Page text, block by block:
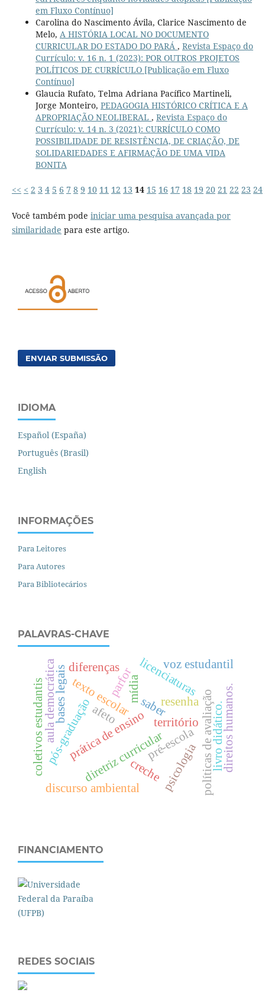
em Fluxo Contínuo]
Carolina do Nascimento Ávila, Clarice Nascimento de
Melo, A HISTÓRIA LOCAL NO DOCUMENTO
CURRICULAR DO ESTADO DO PARÁ , Revista Espaço do
Currículo: v. 16 n. 1 (2023): POR OUTROS PROJETOS
POLÍTICOS DE CURRÍCULO [Publicação em Fluxo
Contínuo]
Glaucia Rufato, Telma Adriana Pacífico Martineli,
Jorge Monteiro, PEDAGOGIA HISTÓRICO CRÍTICA E A
APROPRIAÇÃO NEOLIBERAL , Revista Espaço do
Currículo: v. 14 n. 3 (2021): CURRÍCULO COMO
POSSIBILIDADE DE RESISTÊNCIA, DE CRIAÇÃO, DE
SOLIDARIEDADES E AFIRMAÇÃO DE UMA VIDA
BONITA
<< < 2 3 4 5 6 7 8 9 10 11 12 13 14 15 16 17 18 19 20 21 22 23 24
Você também pode iniciar uma pesquisa avançada por
similaridade para este artigo.
ENVIAR SUBMISSÃO
IDIOMA
Español (España)
Português (Brasil)
English
INFORMAÇÕES
Para Leitores
Para Autores
Para Bibliotecários
PALAVRAS-CHAVE
resenha
território
diretriz curricular
prática de ensino
texto escolar políticas de avaliação
pós-graduação saber
discurso ambiental
mídia
livro didático.d
i
r
e
i
t
o
s
h
u
m
a
n
o
s
.
licenciaturas
parfor
voz estudantil
pré-escola
creche
bases legais
psicologia
coletivos estudantisaula democrática diferenças
afeto
FINANCIAMENTO
REDES SOCIAIS